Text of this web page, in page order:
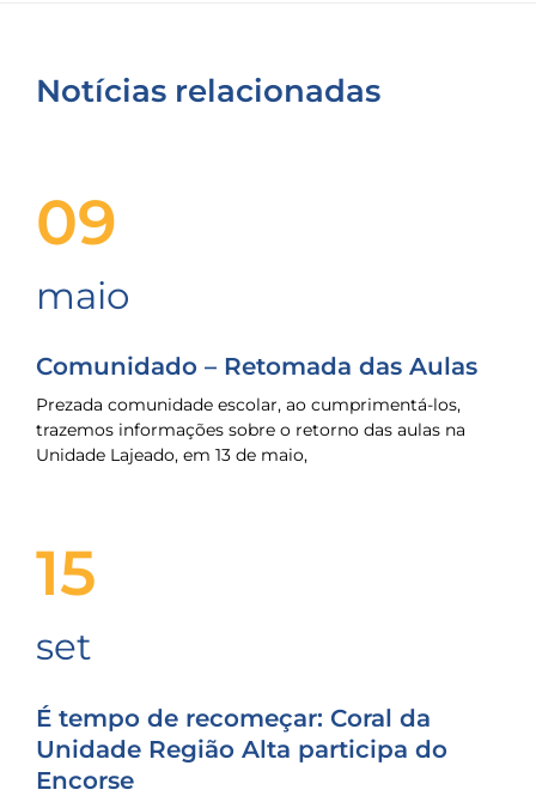
Notícias relacionadas
09
maio
Comunidado – Retomada das Aulas
Prezada comunidade escolar, ao cumprimentá-los,
trazemos informações sobre o retorno das aulas na
Unidade Lajeado, em 13 de maio,
15
set
É tempo de recomeçar: Coral da
Unidade Região Alta participa do
Encorse